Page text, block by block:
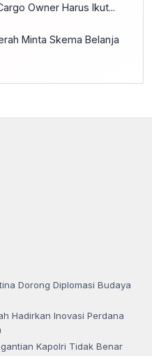
Owner Harus Ikut...
Minta Skema Belanja
Dorong Diplomasi Budaya
Hadirkan Inovasi Perdana
Kapolri Tidak Benar